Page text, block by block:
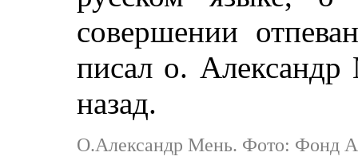
совершении
писал о. Александр
назад.
О.Александр Мень. Фото: Фонд